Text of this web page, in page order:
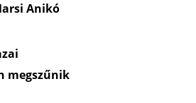
Anikó
megszűnik